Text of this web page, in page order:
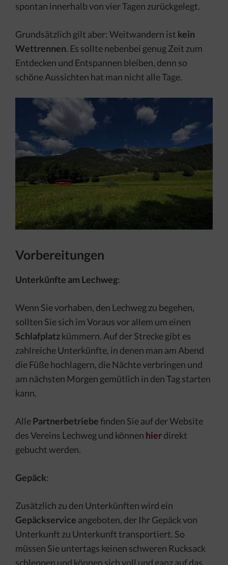
spontan innerhalb von vier Tagen zurückgelegt.
Grundsätzlich gilt aber: Weitwandern ist kein
Wettrennen. Es sollte nebenbei genug Zeit zum
Entdecken und Entspannen bleiben, denn so
schöne Aussichten hat man nicht alle Tage.
Vorbereitungen
Unterkünfte am Lechweg:
Wenn Sie vorhaben, den Lechweg zu begehen,
sollten Sie sich im Voraus vor allem um einen
Schlafplatzkümmern. Auf der Strecke gibt es
zahlreiche Unterkünfte, in denen man am Abend
die Füße hochlagern, die Nächte verbringen und
am nächsten Morgen gemütlich in den Tag starten
kann.
AllePartnerbetriebefinden Sie auf der Website
des Vereins Lechweg und können hierdirekt
gebucht werden.
Gepäck:
Zusätzlich zu den Unterkünften wird ein
Gepäckservice angeboten, der Ihr Gepäck von
Unterkunft zu Unterkunft transportiert. So
müssen Sie untertags keinen schweren Rucksack
schleppen und können sich voll und ganz auf das